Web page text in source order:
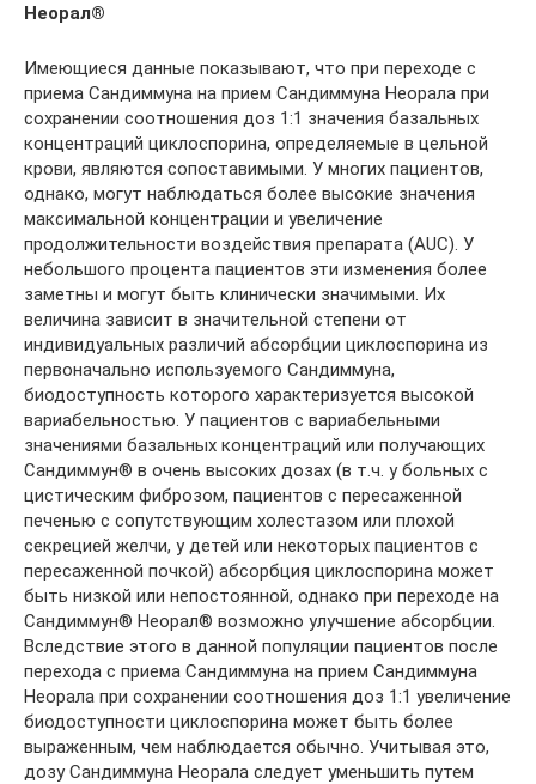
Неорал®
Имеющиеся данные показывают, что при переходе с
приема Сандиммуна на прием Сандиммуна Неорала при
сохранении соотношения доз 1:1 значения базальных
концентраций циклоспорина, определяемые в цельной
крови, являются сопоставимыми. У многих пациентов,
однако, могут наблюдаться более высокие значения
максимальной концентрации и увеличение
продолжительности воздействия препарата (AUC). У
небольшого процента пациентов эти изменения более
заметны и могут быть клинически значимыми. Их
величина зависит в значительной степени от
индивидуальных различий абсорбции циклоспорина из
первоначально используемого Сандиммуна,
биодоступность которого характеризуется высокой
вариабельностью. У пациентов с вариабельными
значениями базальных концентраций или получающих
Сандиммун® в очень высоких дозах (в т.ч. у больных с
цистическим фиброзом, пациентов с пересаженной
печенью с сопутствующим холестазом или плохой
секрецией желчи, у детей или некоторых пациентов с
пересаженной почкой) абсорбция циклоспорина может
быть низкой или непостоянной, однако при переходе на
Сандиммун® Неорал® возможно улучшение абсорбции.
Вследствие этого в данной популяции пациентов после
перехода с приема Сандиммуна на прием Сандиммуна
Неорала при сохранении соотношения доз 1:1 увеличение
биодоступности циклоспорина может быть более
выраженным, чем наблюдается обычно. Учитывая это,
дозу Сандиммуна Неорала следует уменьшить путем